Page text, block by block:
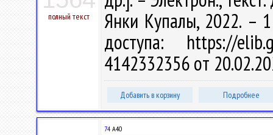
полный текст
Янки Купалы, 2022. –
доступа: https://
4142332356 от
Добавить в корзину Подробнее
74 А40